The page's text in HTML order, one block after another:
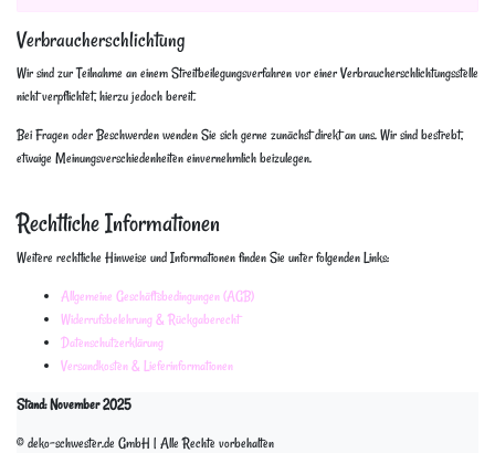
Verbraucherschlichtung
Wir sind zur Teilnahme an einem Streitbeilegungsverfahren vor einer Verbraucherschlichtungsstelle
nicht verpflichtet, hierzu jedoch bereit.
Bei Fragen oder Beschwerden wenden Sie sich gerne zunächst direkt an uns. Wir sind bestrebt,
etwaige Meinungsverschiedenheiten einvernehmlich beizulegen.
Rechtliche Informationen
Weitere rechtliche Hinweise und Informationen finden Sie unter folgenden Links:
Allgemeine Geschäftsbedingungen (AGB)
Widerrufsbelehrung & Rückgaberecht
Datenschutzerklärung
Versandkosten & Lieferinformationen
Stand: November 2025
© deko-schwester.de GmbH | Alle Rechte vorbehalten